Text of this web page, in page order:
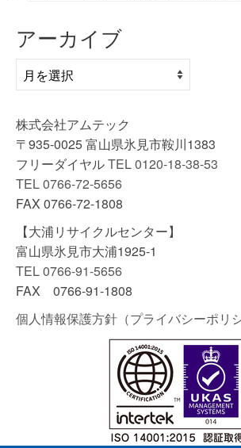
アーカイブ
ア
ー
イ
ブ
株式会社アムテック
〒935-0025 富山県氷見市鞍川1383
フリーダイヤルTEL 0120-18-38-53
TEL 0766-72-5656
FAX 0766-72-1808
【大浦リサイクルセンター】
富山県氷見市大浦1925-1
TEL 0766-91-5656
FAX 0766-91-1808
個人情報保護方針（プライバシーポリシ